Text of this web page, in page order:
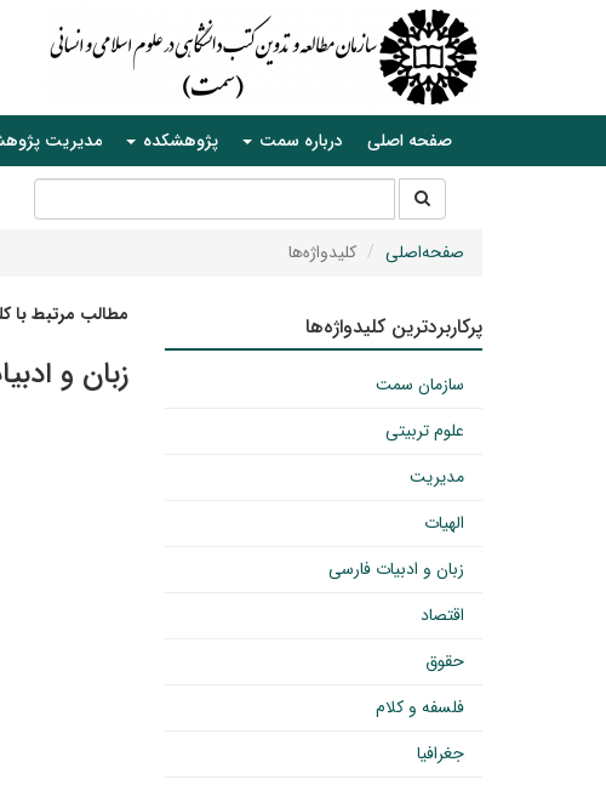
صفحه اصلی درباره سمت پژوهشکده مدیریت
جستجو
در
سایتصفحه‌اصلی کلیدواژه‌ها
مطالب مرتبط با
زبان و
پرکاربردترین کلیدواژه‌ها
سازمان سمت
علوم تربیتی
مدیریت
الهیات
زبان و ادبیات فارسی
اقتصاد
حقوق
فلسفه و کلام
جغرافیا